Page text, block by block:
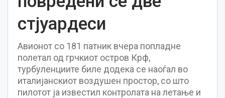
стјуардеси
Авионот со 181 патник вчера попладне
полетал од грчкиот остров Крф,
турбуленциите биле додека се наоѓал во
италијанскиот воздушен простор, со што
пилотот ја известил контролата на летање и